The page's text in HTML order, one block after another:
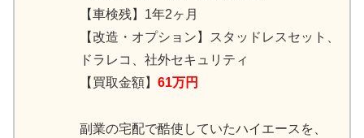
【車検残】1年2ヶ月
【改造・オプション】スタッドレスセット、
ドラレコ、社外セキュリティ
【買取金額】 61万円
副業の宅配で酷使していたハイエースを、